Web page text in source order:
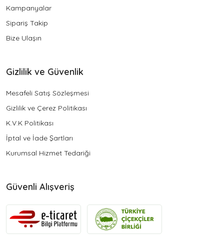
Kampanyalar
Sipariş Takip
Bize Ulaşın
Gizlilik ve Güvenlik
Mesafeli Satış Sözleşmesi
Gizlilik ve Çerez Politikası
K.V.K Politikası
İptal ve İade Şartları
Kurumsal Hizmet Tedariği
Güvenli Alışveriş